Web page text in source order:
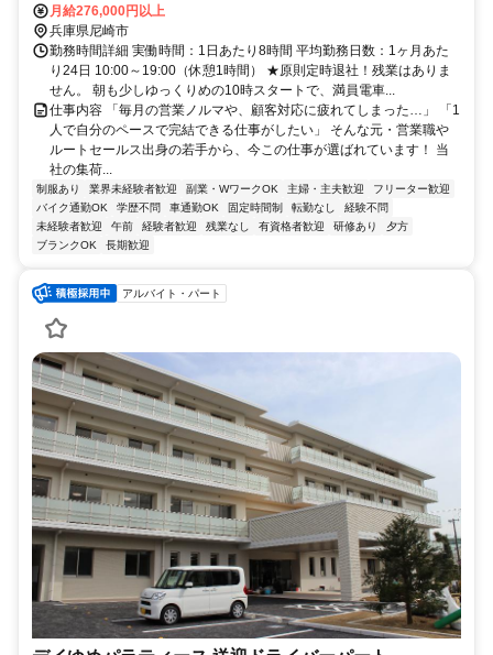
月給276,000円以上
兵庫県尼崎市
勤務時間詳細 実働時間：1日あたり8時間 平均勤務日数：1ヶ月あた
り24日 10:00～19:00（休憩1時間） ★原則定時退社！残業はありま
せん。 朝も少しゆっくりめの10時スタートで、満員電車...
仕事内容 「毎月の営業ノルマや、顧客対応に疲れてしまった…」 「1
人で自分のペースで完結できる仕事がしたい」 そんな元・営業職や
ルートセールス出身の若手から、今この仕事が選ばれています！ 当
社の集荷...
制服あり 業界未経験者歓迎 副業・WワークOK 主婦・主夫歓迎
フリーター歓迎
バイク通勤OK
学歴不問 車通勤OK 固定時間制 転勤なし
経験不問
未経験者歓迎
午前 経験者歓迎 残業なし 有資格者歓迎 研修あり
夕方
ブランクOK
長期歓迎
アルバイト・パート